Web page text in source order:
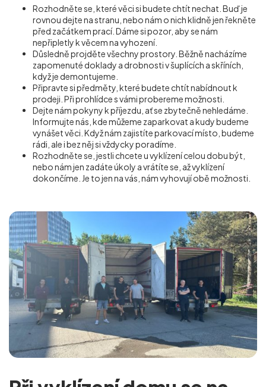
Rozhodněte se, které věci si budete chtít nechat. Buď je
rovnou dejte na stranu, nebo nám o nich klidně jen řekněte
před začátkem prací. Dáme si pozor, aby se nám
nepřipletly k věcem na vyhození.
Důsledně projděte všechny prostory. Běžně nacházíme
zapomenuté doklady a drobnosti v šuplících a skříních,
když je demontujeme.
Připravte si předměty, které budete chtít nabídnout k
prodeji. Při prohlídce s vámi probereme možnosti.
Dejte nám pokyny k příjezdu, ať se zbytečně nehledáme.
Informujte nás, kde můžeme zaparkovat a kudy budeme
vynášet věci. Když nám zajistíte parkovací místo, budeme
rádi, ale i bez něj si vždycky poradíme.
Rozhodněte se, jestli chcete u vyklízení celou dobu být,
nebo nám jen zadáte úkoly a vrátíte se, až vyklízení
dokončíme. Je to jen na vás, nám vyhovují obě možnosti.